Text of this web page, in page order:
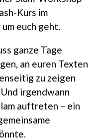
Kurs im
euch geht.
ganze Tage
an euren Texten
zu zeigen
irgendwann
auftreten – ein